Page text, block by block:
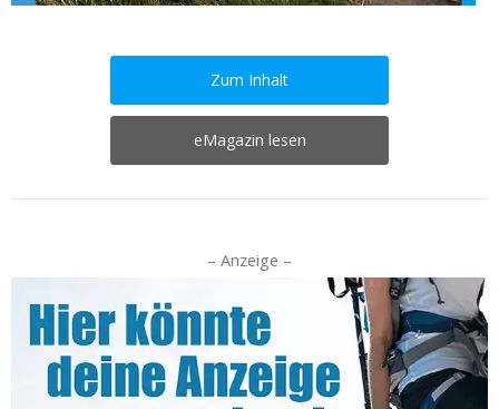
Zum Inhalt
eMagazin lesen
– Anzeige –